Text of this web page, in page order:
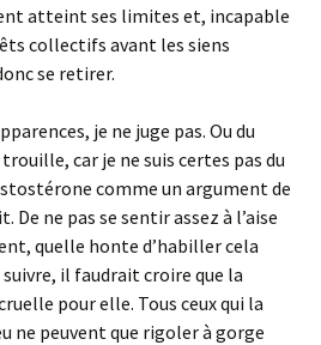
atteint ses limites et, incapable
collectifs avant les siens
se retirer.
je ne juge pas. Ou du
car je ne suis certes pas du
comme un argument de
De ne pas se sentir assez à l’aise
quelle honte d’habiller cela
il faudrait croire que la
pour elle. Tous ceux qui la
ne peuvent que rigoler à gorge